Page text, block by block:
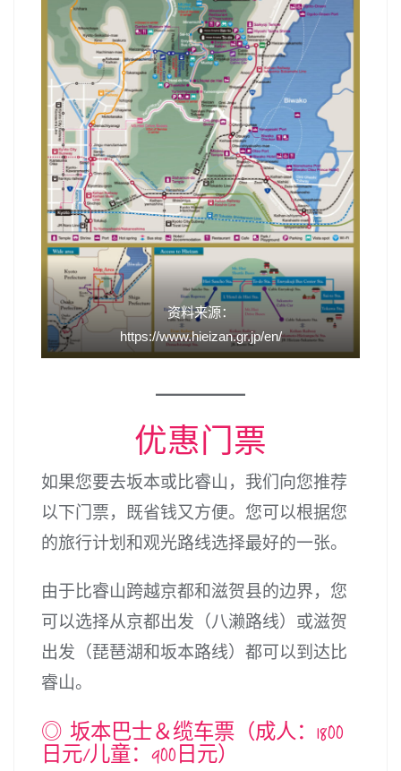
资料来源：
https://www.hieizan.gr.jp/en/
优惠门票
如果您要去坂本或比睿山，我们向您推荐
以下门票，既省钱又方便。您可以根据您
的旅行计划和观光路线选择最好的一张。
由于比睿山跨越京都和滋贺县的边界，您
可以选择从京都出发（八濑路线）或滋贺
出发（琵琶湖和坂本路线）都可以到达比
睿山。
◎ 坂本巴士＆缆车票（成人：1800
日元/儿童：900日元）